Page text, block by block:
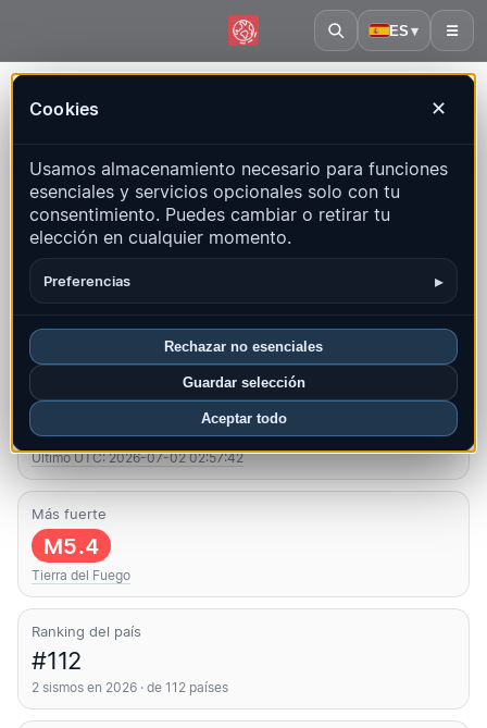
ES ▾ ☰
Cookies ✕
Usamos almacenamiento necesario para funciones
esenciales y servicios opcionales solo con tu
consentimiento. Puedes cambiar o retirar tu
elección en cualquier momento.
Preferencias ▸
Rechazar no esenciales
Guardar selección
Aceptar todo
QuakeMap24
Mapa en vivo, estadísticas y eventos recientes
Abrir mapa histórico Últimos en este país
Resumen Mapa Recientes Gráficos Regiones principales
FAQ
Sismos este mes
0
Último UTC: 2026-07-02 02:57:42
Más fuerte
M5.4
Tierra del Fuego
Ranking del país
#112
2 sismos en 2026 · de 112 países